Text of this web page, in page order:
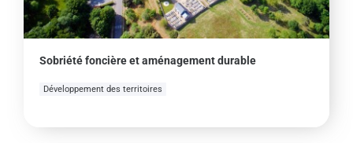
Sobriété foncière et aménagement durable
Développement des territoires